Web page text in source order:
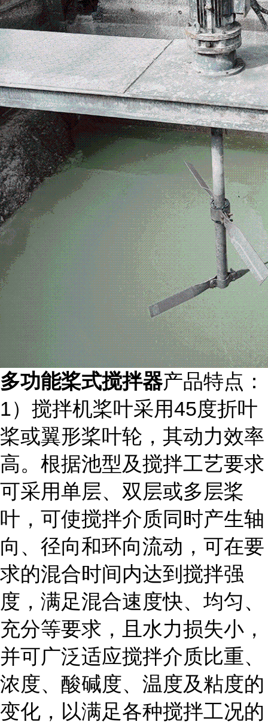
多功能桨式搅拌器产品特点：
1）搅拌机桨叶采用45度折叶
桨或翼形桨叶轮，其动力效率
高。根据池型及搅拌工艺要求
可采用单层、双层或多层桨
叶，可使搅拌介质同时产生轴
向、径向和环向流动，可在要
求的混合时间内达到搅拌强
度，满足混合速度快、均匀、
充分等要求，且水力损失小，
并可广泛适应搅拌介质比重、
浓度、酸碱度、温度及粘度的
变化，以满足各种搅拌工况的